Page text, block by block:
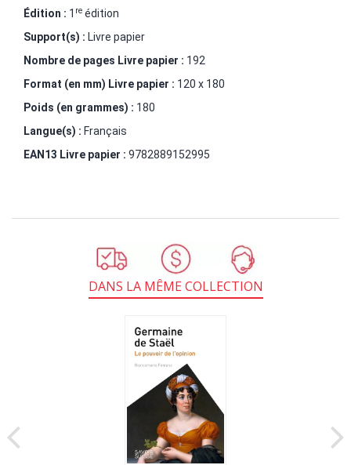
Édition : 1 re édition
Support(s) : Livre papier
Nombre de pages Livre papier : 192
Format (en mm) Livre papier : 120 x 180
Poids (en grammes) : 180
Langue(s) : Français
EAN13 Livre papier : 9782889152995
DANS LA MÊME COLLECTION